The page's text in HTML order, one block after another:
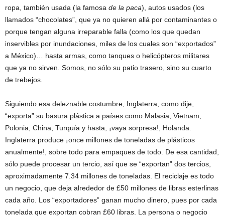
ropa, también usada (la famosa de la paca), autos usados (los
llamados “chocolates”, que ya no quieren allá por contaminantes o
porque tengan alguna irreparable falla (como los que quedan
inservibles por inundaciones, miles de los cuales son “exportados”
a México)… hasta armas, como tanques o helicópteros militares
que ya no sirven. Somos, no sólo su patio trasero, sino su cuarto
de trebejos.
Siguiendo esa deleznable costumbre, Inglaterra, como dije,
“exporta” su basura plástica a países como Malasia, Vietnam,
Polonia, China, Turquía y hasta, ¡vaya sorpresa!, Holanda.
Inglaterra produce ¡once millones de toneladas de plásticos
anualmente!, sobre todo para empaques de todo. De esa cantidad,
sólo puede procesar un tercio, así que se “exportan” dos tercios,
aproximadamente 7.34 millones de toneladas. El reciclaje es todo
un negocio, que deja alrededor de £50 millones de libras esterlinas
cada año. Los “exportadores” ganan mucho dinero, pues por cada
tonelada que exportan cobran £60 libras. La persona o negocio